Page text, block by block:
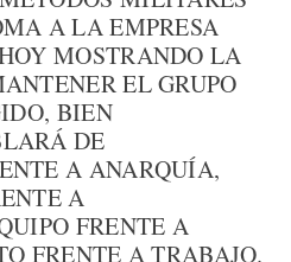
A LA EMPRESA
MOSTRANDO LA
EL GRUPO
BIEN
DE
A ANARQUÍA,
A
FRENTE A
FRENTE A TRABAJO.